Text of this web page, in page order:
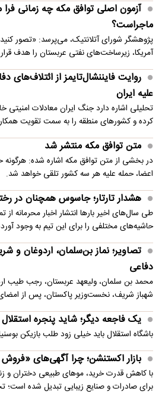
آزمون اصلی توافق مکه چه زمانی
ماجراست؟
پژوهشگر شورای آتلانتیک، می‌پرسد: «تصور
آمریکا، زیرساخت‌های نفتی عربستان را هدف
روایت فایننشال‌تایمز از ائتلاف‌های
علیه ایران
تحلیلی اشاره دارد جنگ ایران معادلات امنیتی
کرده و کشورهای منطقه را به سمت تقویت
متن توافق مکه منتشر شد
در بخشی از متن توافق مکه اشاره شده: هرگونه
اعضا، حمله علیه هر سه کشور تلقی خواهد شد.
هشدار تارتار؛ جاسوس همچنان در
طی سال‌های اخیر بارها انتشار اخبار محرمانه
حاشیه‌های مختلفی را برای این تیم به وجود
تصاویر؛ نماز بن‌سلمان، اردوغان و
دفاعی
محمد بن سلمان، ولیعهد عربستان، رجب طیب
شهباز شریف، نخست‌وزیر پاکستان، پس از
یک فاجعه دیگر؛ شاید پنجره
باشگاه استقلال باید خیلی زود طلب بازیکن
بازار اکستنشن؛ چرا آگهی‌های
با کاهش قدرت خرید، موهای طبیعی دختران و
برای صادرات و صنایع زیبایی تبدیل شده است؛